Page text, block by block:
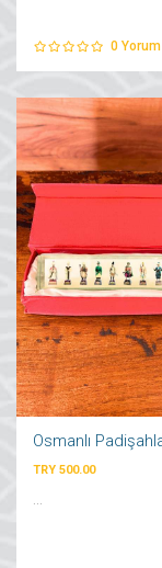
0 Yorum
TRY 500.00